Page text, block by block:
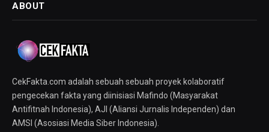
ABOUT
CekFakta.com adalah sebuah sebuah proyek kolaboratif
pengecekan fakta yang diinisiasi Mafindo (Masyarakat
Antifitnah Indonesia), AJI (Aliansi Jurnalis Independen) dan
AMSI (Asosiasi Media Siber Indonesia).